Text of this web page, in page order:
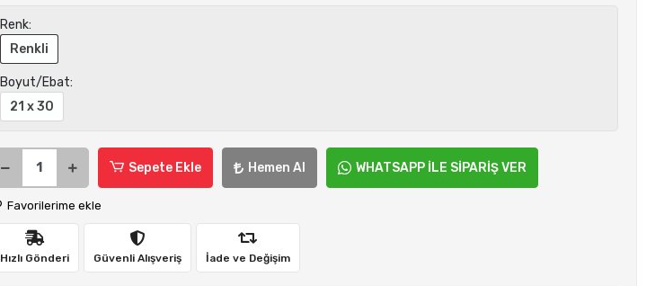
Renk:
Renkli
Boyut/Ebat:
21 x 30
Sepete Ekle Hemen Al WHATSAPP İLE SİPARİŞ VER
Favorilerime ekle
Hızlı Gönderi Güvenli Alışveriş İade ve Değişim